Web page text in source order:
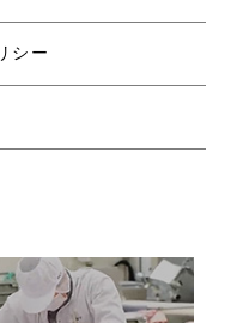
シー